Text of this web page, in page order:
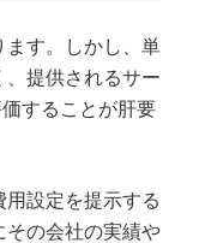
ます。しかし、単
提供されるサー
することが肝要
用設定を提示する
その会社の実績や